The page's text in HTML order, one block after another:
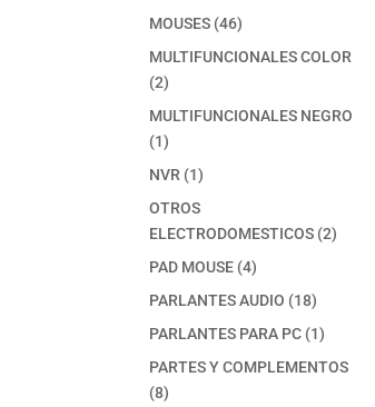
MOUSES 4646
productos
MULTIFUNCIONALES COLOR
22
productos
MULTIFUNCIONALES NEGRO
11
producto
NVR 11
producto
OTROS
ELECTRODOMESTICOS 22
PAD MOUSE 44
productos
PARLANTES AUDIO 1818
productos
PARLANTES PARA PC 11
producto
PARTES Y COMPLEMENTOS
88